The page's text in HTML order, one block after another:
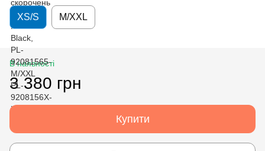
XS/S M/XXL
В наявності
3 380 грн
Купити